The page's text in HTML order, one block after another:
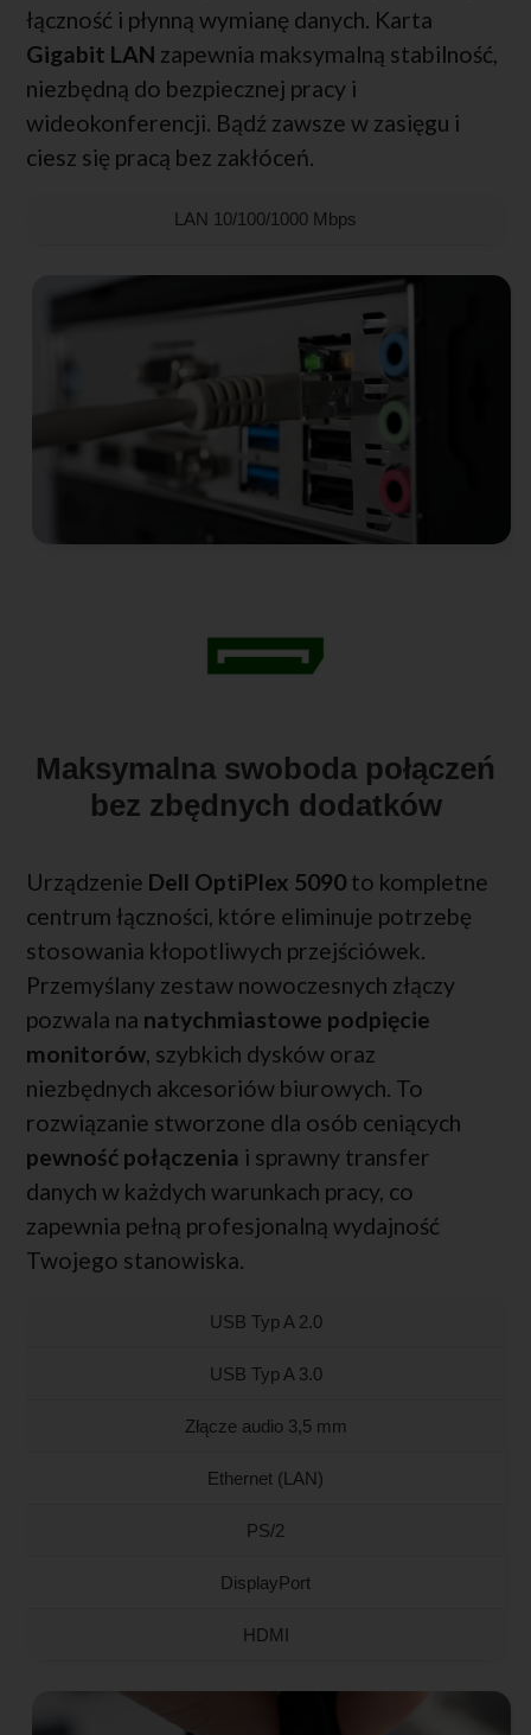
łączność i płynną wymianę danych. Karta
Gigabit LAN zapewnia maksymalną stabilność,
niezbędną do bezpiecznej pracy i
wideokonferencji. Bądź zawsze w zasięgu i
ciesz się pracą bez zakłóceń.
LAN 10/100/1000 Mbps
Maksymalna swoboda połączeń
bez zbędnych dodatków
Urządzenie Dell OptiPlex 5090 to kompletne
centrum łączności, które eliminuje potrzebę
stosowania kłopotliwych przejściówek.
Przemyślany zestaw nowoczesnych złączy
pozwala na natychmiastowe podpięcie
monitorów, szybkich dysków oraz
niezbędnych akcesoriów biurowych. To
rozwiązanie stworzone dla osób ceniących
pewność połączenia i sprawny transfer
danych w każdych warunkach pracy, co
zapewnia pełną profesjonalną wydajność
Twojego stanowiska.
USB Typ A 2.0
USB Typ A 3.0
Złącze audio 3,5 mm
Ethernet (LAN)
PS/2
DisplayPort
HDMI